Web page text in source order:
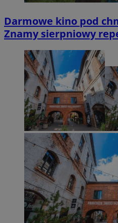
Darmowe kino pod
Znamy sierpniowy